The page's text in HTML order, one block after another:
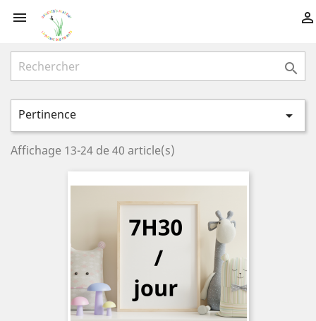
 

Pertinence 
Affichage 13-24 de 40 article(s)